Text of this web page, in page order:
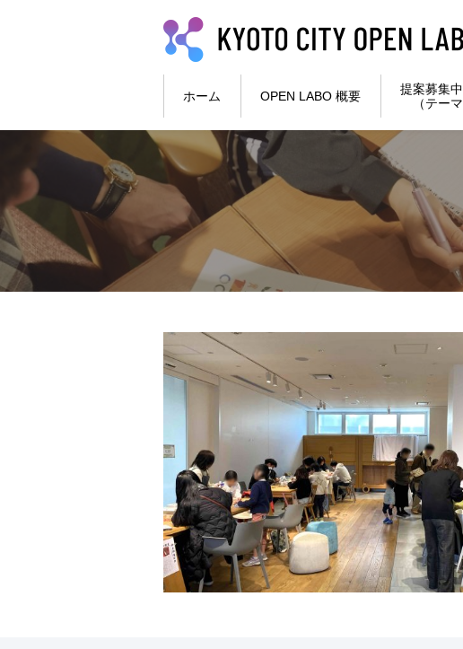
本文へ
ホーム OPEN LABO 概要
提案募集
（テー
ここから本文です。